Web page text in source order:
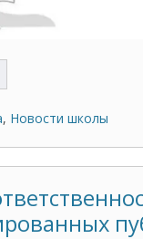
, Новости школы